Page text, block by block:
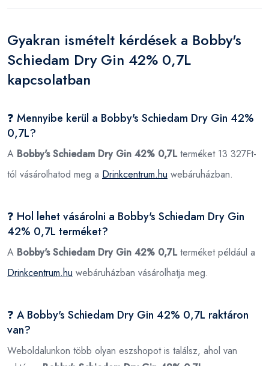
Gyakran ismételt kérdések a Bobby's
Schiedam Dry Gin 42% 0,7L
kapcsolatban
❓ Mennyibe kerül a Bobby's Schiedam Dry Gin 42%
0,7L?
A Bobby's Schiedam Dry Gin 42% 0,7Lterméket 13 327Ft-
tól vásárolhatod meg a Drinkcentrum.hu webáruházban.
❓ Hol lehet vásárolni a Bobby's Schiedam Dry Gin
42% 0,7L terméket?
A Bobby's Schiedam Dry Gin 42% 0,7Lterméket például a
Drinkcentrum.hu webáruházban vásárolhatja meg.
❓ A Bobby's Schiedam Dry Gin 42% 0,7L raktáron
van?
Weboldalunkon több olyan eszshopot is találsz, ahol van